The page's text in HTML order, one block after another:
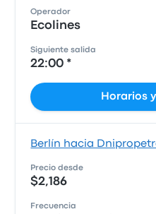
Operador
Ecolines
Siguiente salida
22:00 *
Horarios
Berlín hacia
Precio desde
$2,186
Frecuencia